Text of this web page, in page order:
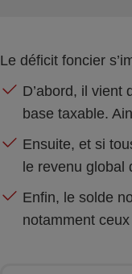
Le déficit foncier
D’abord, il vient
base taxable.
Ensuite, et si
le revenu global
Enfin, le solde
notamment